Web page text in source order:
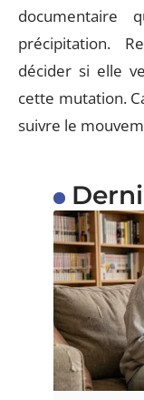
documentaire
précipitation.
décider si elle
cette mutation.
suivre le